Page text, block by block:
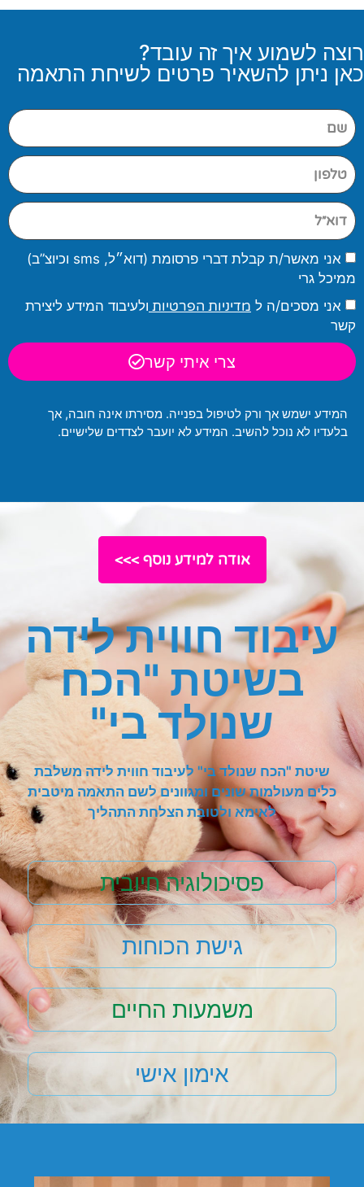
רוצה לשמוע איך זה עובד?
כאן ניתן להשאיר פרטים לשיחת התאמה
אני מאשר/ת קבלת דברי פרסומת (דוא״ל, sms וכיוצ”ב)
ממיכל גרי
אני מסכים/ה ל מדיניות הפרטיות ולעיבוד המידע ליצירת
קשר
צרי איתי קשר
המידע ישמש אך ורק לטיפול בפנייה. מסירתו אינה חובה, אך
בלעדיו לא נוכל להשיב. המידע לא יועבר לצדדים שלישיים.
אודה למידע נוסף >>>
עיבוד חווית לידה
בשיטת "הכח
שנולד בי"
שיטת "הכח שנולד בי" לעיבוד חווית לידה משלבת
כלים מעולמות שונים ומגוונים לשם התאמה מיטבית
לאימא ולטובת הצלחת התהליך
פסיכולוגיה חיובית
גישת הכוחות
משמעות החיים
אימון אישי